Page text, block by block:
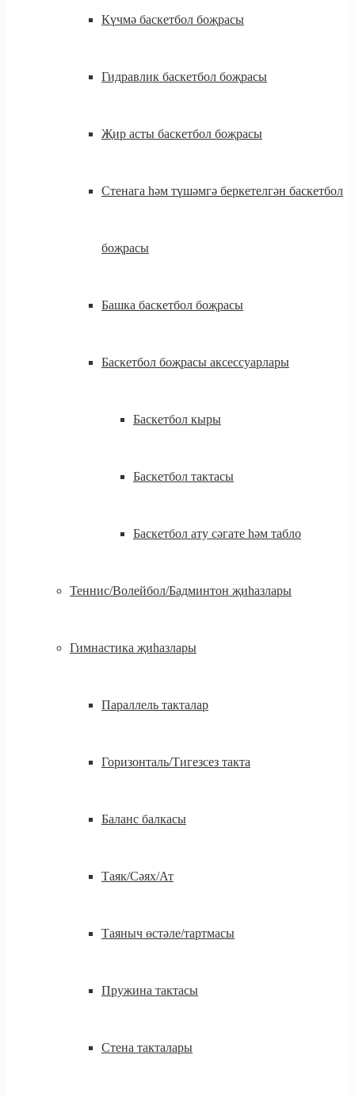
Күчмә баскетбол боҗрасы
Гидравлик баскетбол боҗрасы
Җир асты баскетбол боҗрасы
Стенага һәм түшәмгә беркетелгән баскетбол
боҗрасы
Башка баскетбол боҗрасы
Баскетбол боҗрасы аксессуарлары
Баскетбол кыры
Баскетбол тактасы
Баскетбол ату сәгате һәм табло
Теннис/Волейбол/Бадминтон җиһазлары
Гимнастика җиһазлары
Параллель такталар
Горизонталь/Тигезсез такта
Баланс балкасы
Таяк/Сәях/Ат
Таяныч өстәле/тартмасы
Пружина тактасы
Стена такталары